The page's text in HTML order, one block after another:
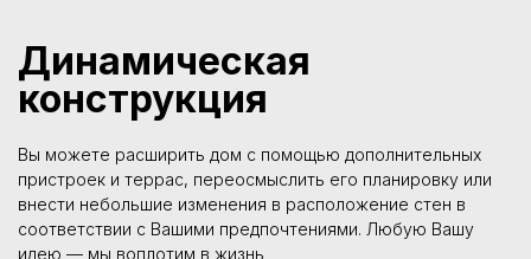
Динамическая
конструкция
Вы можете расширить дом с помощью дополнительных
пристроек и террас, переосмыслить его планировку или
внести небольшие изменения в расположение стен в
соответствии с Вашими предпочтениями. Любую Вашу
идею — мы воплотим в жизнь